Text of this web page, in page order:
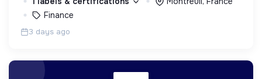
Finance
3 days ago